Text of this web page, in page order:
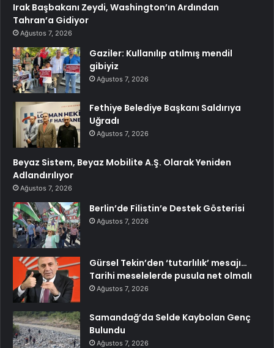
Irak Başbakanı Zeydi, Washington’ın Ardından
Tahran’a Gidiyor
Ağustos 7, 2026
Gaziler: Kullanılıp atılmış mendil
gibiyiz
Ağustos 7, 2026
Fethiye Belediye Başkanı Saldırıya
Uğradı
Ağustos 7, 2026
Beyaz Sistem, Beyaz Mobilite A.Ş. Olarak Yeniden
Adlandırılıyor
Ağustos 7, 2026
Berlin’de Filistin’e Destek Gösterisi
Ağustos 7, 2026
Gürsel Tekin’den ‘tutarlılık’ mesajı…
Tarihi meselelerde pusula net olmalı
Ağustos 7, 2026
Samandağ’da Selde Kaybolan Genç
Bulundu
Ağustos 7, 2026